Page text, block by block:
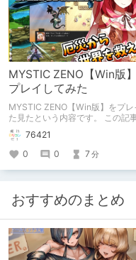
MYSTIC ZENO【Win版
プレイしてみた
MYSTIC ZENO【Win版】をプレ
た見たという内容です。 この記
通常のクリエイターズ記事です。
76421
0
0 7分
おすすめのまとめ